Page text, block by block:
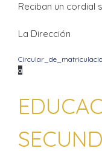
Reciban un cordial
La Dirección
a